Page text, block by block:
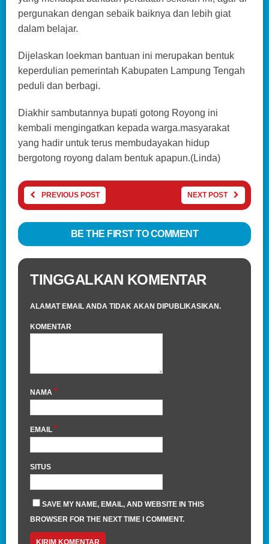
pergunakan dengan sebaik baiknya dan lebih giat
dalam belajar.
Dijelaskan loekman bantuan ini merupakan bentuk
keperdulian pemerintah Kabupaten Lampung Tengah
peduli dan berbagi.
Diakhir sambutannya bupati gotong Royong ini
kembali mengingatkan kepada warga.masyarakat
yang hadir untuk terus membudayakan hidup
bergotong royong dalam bentuk apapun.(Linda)
PREVIOUS POST NEXT POST
BE THE FIRST TO COMMENT
TINGGALKAN KOMENTAR
ALAMAT EMAIL ANDA TIDAK AKAN DIPUBLIKASIKAN.
KOMENTAR
NAMA *
EMAIL *
SITUS
SAVE MY NAME, EMAIL, AND WEBSITE IN THIS
BROWSER FOR THE NEXT TIME I COMMENT.